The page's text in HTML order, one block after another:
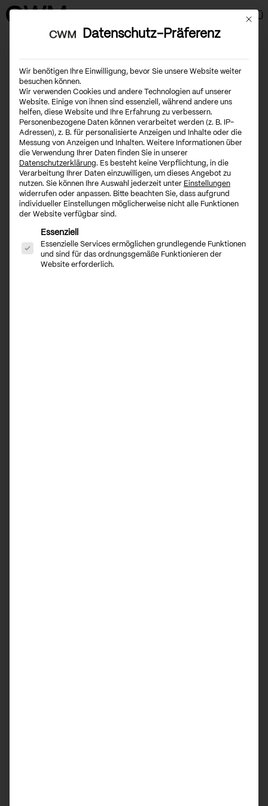
CWM MENÜ
Mit
Datenschutz-Präferenz
Wir benötigen Ihre Einwilligung, bevor Sie unsere Website weiter
besuchen können.
Wir verwenden Cookies und andere Technologien auf unserer
Website. Einige von ihnen sind essenziell, während andere uns
helfen, diese Website und Ihre Erfahrung zu verbessern.
Personenbezogene Daten können verarbeitet werden (z. B. IP-
Adressen), z. B. für personalisierte Anzeigen und Inhalte oder die
Messung von Anzeigen und Inhalten. Weitere Informationen über
die Verwendung Ihrer Daten finden Sie in unserer
Datenschutzerklärung. Es besteht keine Verpflichtung, in die
Verarbeitung Ihrer Daten einzuwilligen, um dieses Angebot zu
nutzen. Sie können Ihre Auswahl jederzeit unter Einstellungen
widerrufen oder anpassen. Bitte beachten Sie, dass aufgrund
individueller Einstellungen möglicherweise nicht alle Funktionen
der Website verfügbar sind.
Es folgt eine Liste der Service-Gruppen, für die eine
Essenziell
Essenzielle Services ermöglichen grundlegende Funktionen
und sind für das ordnungsgemäße Funktionieren der
Website erforderlich.